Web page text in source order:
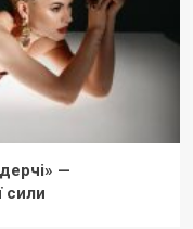
—
сили